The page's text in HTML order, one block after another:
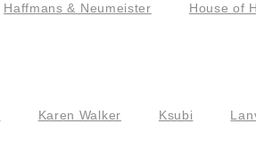
Haffmans & Neumeister House of
Karen Walker Ksubi